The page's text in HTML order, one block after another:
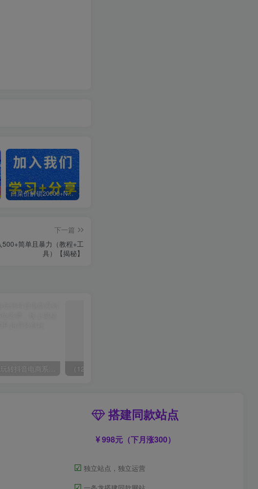
白菜价解锁20000+N个赚钱机会，加入超哥轻创社会员，全站资源免费学习。
下一篇
简单且暴力（教程+工
具）【揭秘】
玺承·电商企业玩转抖音电商系列课，6大维度，6位老师，线上揭秘抖音商家入局SOP
搭建同款站点
998元（下月涨300）
☑ 独立站点，独立运营